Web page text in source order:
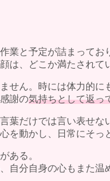
業と予定が詰まって
は、どこか満たされて
せん。時には体力的に
感謝の気持ちとして返っ
葉だけでは言い表せな
を動かし、日常にそっ
ある。
自分自身の心もまた温